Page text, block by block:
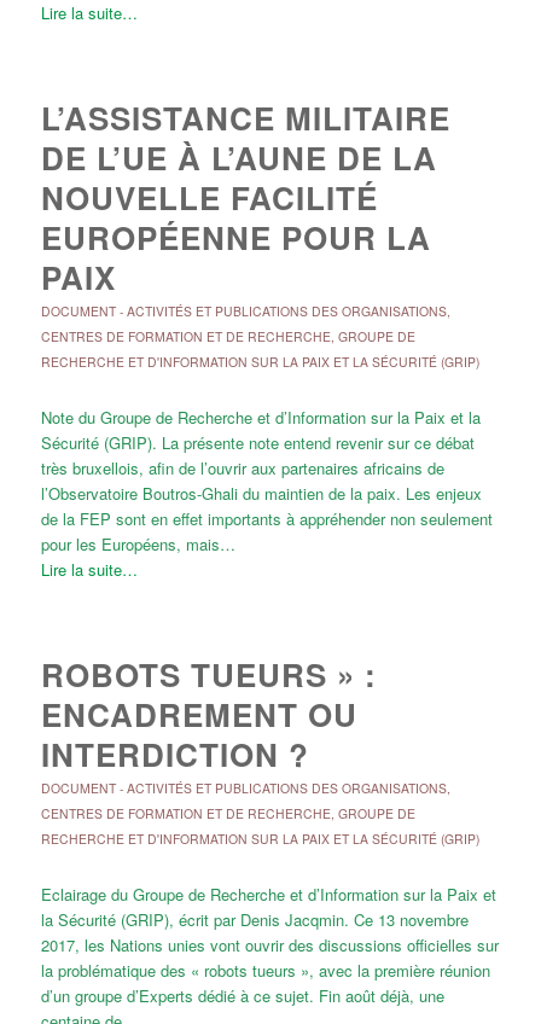
Lire la suite…
L’ASSISTANCE MILITAIRE
DE L’UE À L’AUNE DE LA
NOUVELLE FACILITÉ
EUROPÉENNE POUR LA
PAIX
DOCUMENT- ACTIVITÉS ET PUBLICATIONS DES ORGANISATIONS,
CENTRES DE FORMATION ET DE RECHERCHE, GROUPE DE
RECHERCHE ET D'INFORMATION SUR LA PAIX ET LA SÉCURITÉ (GRIP)
Note du Groupe de Recherche et d’Information sur la Paix et la
Sécurité (GRIP). La présente note entend revenir sur ce débat
très bruxellois, afin de l’ouvrir aux partenaires africains de
l’Observatoire Boutros-Ghali du maintien de la paix. Les enjeux
de la FEP sont en effet importants à appréhender non seulement
pour les Européens, mais…
Lire la suite…
ROBOTS TUEURS » :
ENCADREMENT OU
INTERDICTION ?
DOCUMENT- ACTIVITÉS ET PUBLICATIONS DES ORGANISATIONS,
CENTRES DE FORMATION ET DE RECHERCHE, GROUPE DE
RECHERCHE ET D'INFORMATION SUR LA PAIX ET LA SÉCURITÉ (GRIP)
Eclairage du Groupe de Recherche et d’Information sur la Paix et
la Sécurité (GRIP), écrit par Denis Jacqmin. Ce 13 novembre
2017, les Nations unies vont ouvrir des discussions officielles sur
la problématique des « robots tueurs », avec la première réunion
d’un groupe d’Experts dédié à ce sujet. Fin août déjà, une